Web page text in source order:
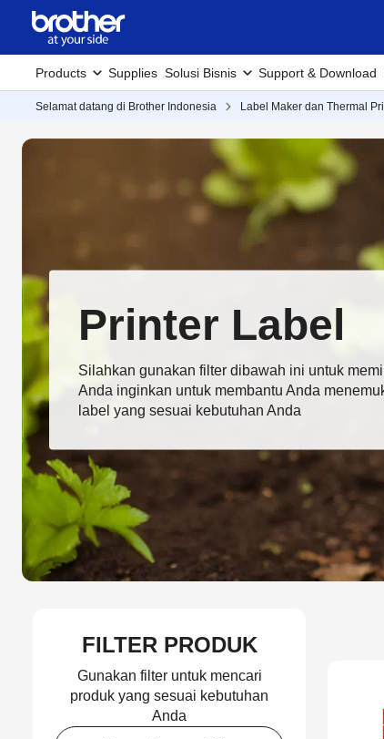
Products Supplies Solusi Bisnis Support & Download
Selamat datang di Brother Indonesia Label Maker dan Thermal
Printer Label
Silahkan gunakan filter dibawah ini untuk
Anda inginkan untuk membantu Anda
label yang sesuai kebutuhan Anda
FILTER PRODUK
Gunakan filter untuk mencari
produk yang sesuai kebutuhan
Anda